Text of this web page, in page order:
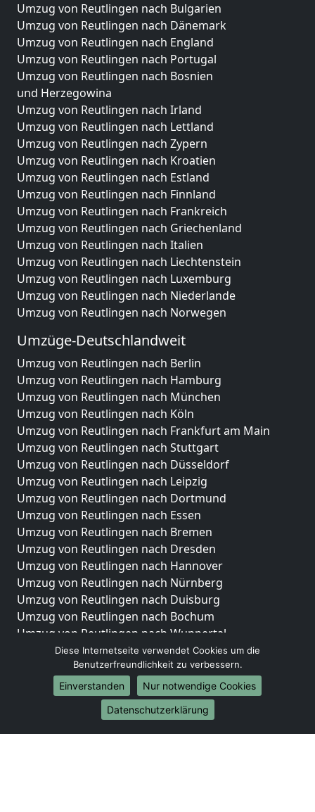
Umzug von Reutlingen nach Bulgarien
Umzug von Reutlingen nach Dänemark
Umzug von Reutlingen nach England
Umzug von Reutlingen nach Portugal
Umzug von Reutlingen nach Bosnien
und Herzegowina
Umzug von Reutlingen nach Irland
Umzug von Reutlingen nach Lettland
Umzug von Reutlingen nach Zypern
Umzug von Reutlingen nach Kroatien
Umzug von Reutlingen nach Estland
Umzug von Reutlingen nach Finnland
Umzug von Reutlingen nach Frankreich
Umzug von Reutlingen nach Griechenland
Umzug von Reutlingen nach Italien
Umzug von Reutlingen nach Liechtenstein
Umzug von Reutlingen nach Luxemburg
Umzug von Reutlingen nach Niederlande
Umzug von Reutlingen nach Norwegen
Umzüge-Deutschlandweit
Umzug von Reutlingen nach Berlin
Umzug von Reutlingen nach Hamburg
Umzug von Reutlingen nach München
Umzug von Reutlingen nach Köln
Umzug von Reutlingen nach Frankfurt am Main
Umzug von Reutlingen nach Stuttgart
Umzug von Reutlingen nach Düsseldorf
Umzug von Reutlingen nach Leipzig
Umzug von Reutlingen nach Dortmund
Umzug von Reutlingen nach Essen
Umzug von Reutlingen nach Bremen
Umzug von Reutlingen nach Dresden
Umzug von Reutlingen nach Hannover
Umzug von Reutlingen nach Nürnberg
Umzug von Reutlingen nach Duisburg
Umzug von Reutlingen nach Bochum
Umzug von Reutlingen nach Wuppertal
Umzug von Reutlingen nach Bielefeld
Umzug von Reutlingen nach Bonn
Umzug von Reutlingen nach Münster
Internationale-Umzüge
Umzug von Reutlingen nach Brasilien
Diese Internetseite verwendet Cookies um die
Benutzerfreundlichkeit zu verbessern.
Einverstanden
Nur notwendige Cookies
Datenschutzerklärung